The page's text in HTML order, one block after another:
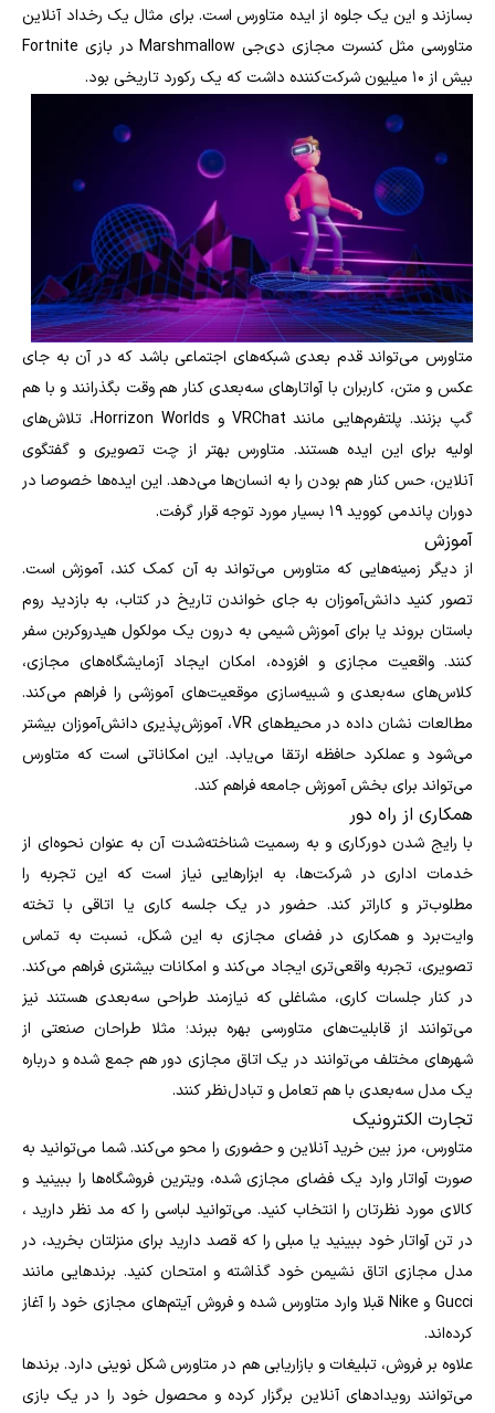
بسازند و این یک جلوه از ایده متاورس است. برای مثال یک رخداد آنلاین
متاورسی مثل کنسرت مجازی دی‌جی Marshmallow در بازی Fortnite
بیش از ۱۰ میلیون شرکت‌کننده داشت که یک رکورد تاریخی بود.
متاورس می‌تواند قدم بعدی شبکه‌های اجتماعی باشد که در آن به جای
عکس و متن، کاربران با آواتارهای سه‌بعدی کنار هم وقت بگذرانند و با هم
گپ بزنند. پلتفرم‌هایی مانند VRChat و Horrizon Worlds، تلاش‎‌های
اولیه برای این ایده هستند. متاورس بهتر از چت تصویری و گفتگوی
آنلاین، حس کنار هم بودن را به انسان‌ها می‌دهد. این ایده‌ها خصوصا در
دوران پاندمی کووید ۱۹ بسیار مورد توجه قرار گرفت.
آموزش
از دیگر زمینه‌هایی که متاورس می‌تواند به آن کمک کند، آموزش است.
تصور کنید دانش‌آموزان به جای خواندن تاریخ در کتاب، به بازدید روم
باستان بروند یا برای آموزش شیمی به درون یک مولکول هیدروکربن سفر
کنند. واقعیت مجازی و افزوده، امکان ایجاد آزمایشگاه‌های مجازی،
کلاس‌های سه‌بعدی و شبیه‌سازی موقعیت‌های آموزشی را فراهم می‌کند.
مطالعات نشان داده در محیط‌های VR، آموزش‌پذیری دانش‌آموزان بیشتر
می‌شود و عملکرد حافظه ارتقا می‌یابد. این امکاناتی است که متاورس
می‌تواند برای بخش آموزش جامعه فراهم کند.
همکاری از راه دور
با رایج شدن دورکاری و به رسمیت شناخته‌شدت آن به عنوان نحوه‌ای از
خدمات اداری در شرکت‌ها، به ابزارهایی نیاز است که این تجربه را
مطلوب‌تر و کاراتر کند. حضور در یک جلسه کاری یا اتاقی با تخته
وایت‌برد و همکاری در فضای مجازی به این شکل، نسبت به تماس
تصویری، تجربه واقعی‌تری ایجاد می‌کند و امکانات بیشتری فراهم می‌کند.
در کنار جلسات کاری، مشاغلی که نیازمند طراحی سه‌بعدی هستند نیز
می‌توانند از قابلیت‌های متاورسی بهره ببرند؛ مثلا طراحان صنعتی از
شهرهای مختلف می‌توانند در یک اتاق مجازی دور هم جمع شده و درباره
یک مدل سه‌بعدی با هم تعامل و تبادل‌نظر کنند.
تجارت الکترونیک
متاورس، مرز بین خرید آنلاین و حضوری را محو می‌کند. شما می‌توانید به
صورت آواتار وارد یک فضای مجازی شده، ویترین فروشگاه‌ها را ببینید و
کالای مورد نظرتان را انتخاب کنید. می‌توانید لباسی را که مد نظر دارید ،
در تن آواتار خود ببینید یا مبلی را که قصد دارید برای منزلتان بخرید، در
مدل مجازی اتاق نشیمن خود گذاشته و امتحان کنید. برندهایی مانند
Gucci و Nike قبلا وارد متاورس شده و فروش آیتم‌های مجازی خود را آغاز
کرده‌اند.
علاوه بر فروش، تبلیغات و بازاریابی هم در متاورس شکل نوینی دارد. برندها
می‌توانند رویدادهای آنلاین برگزار کرده و محصول خود را در یک بازی